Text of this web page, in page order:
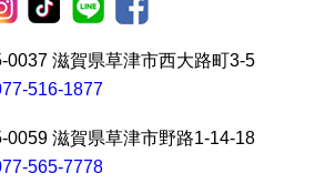
0037 滋賀県草津市西大路町3-5
516-1877
0059 滋賀県草津市野路1-14-18
565-7778